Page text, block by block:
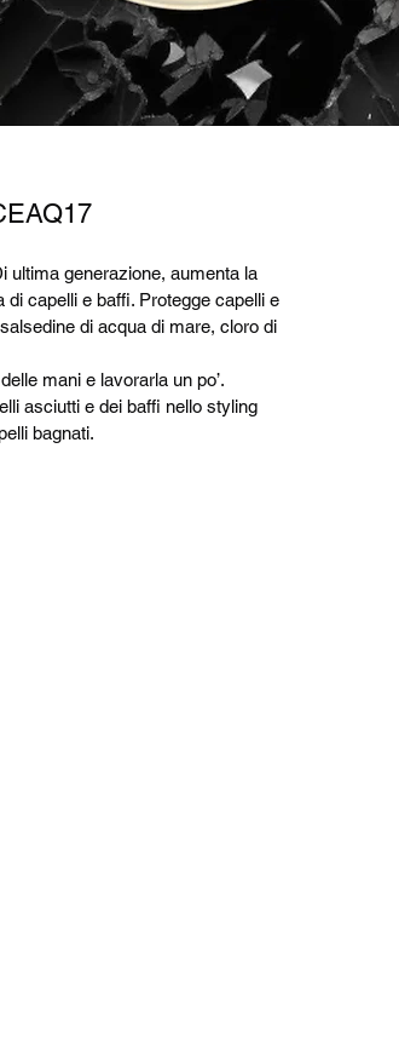
ultima generazione, aumenta la
capelli e baffi. Protegge capelli e
di acqua di mare, cloro di
mani e lavorarla un po’.
asciutti e dei baffi nello styling
bagnati.